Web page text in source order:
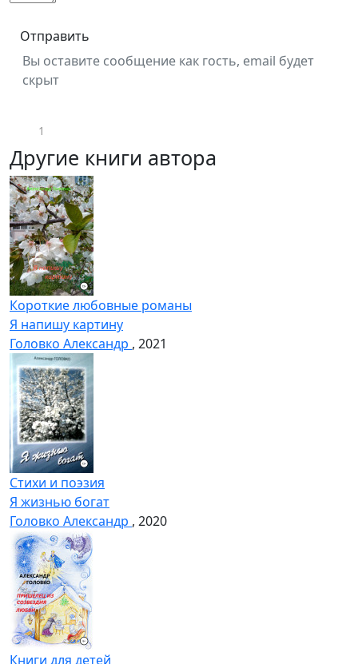
Отправить
Вы оставите сообщение как гость, email будет
скрыт
1
Другие книги автора
Короткие любовные романы
Я напишу картину
Головко Александр , 2021
Стихи и поэзия
Я жизнью богат
Головко Александр , 2020
Книги для детей